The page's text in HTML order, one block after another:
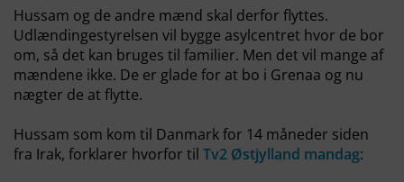
Hussam og de andre mænd skal derfor flyttes.
Udlændingestyrelsen vil bygge asylcentret hvor de bor
om, så det kan bruges til familier. Men det vil mange af
mændene ikke. De er glade for at bo i Grenaa og nu
nægter de at flytte.
Hussam som kom til Danmark for 14 måneder siden
fra Irak, forklarer hvorfor til Tv2 Østjylland mandag: